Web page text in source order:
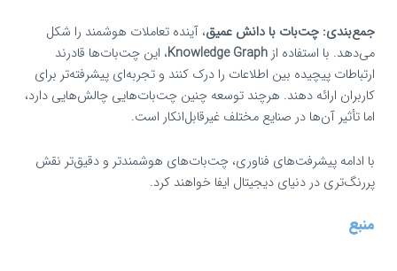
جمع‌بندی: چت‌بات با دانش عمیق، آینده تعاملات هوشمند را شکل
می‌دهد. با استفاده ازKnowledge Graph، این چت‌بات‌ها قادرند
ارتباطات پیچیده بین اطلاعات را درک کنند و تجربه‌ای پیشرفته‌تر برای
کاربران ارائه دهند. هرچند توسعه چنین چت‌بات‌هایی چالش‌هایی دارد،
اما تأثیر آن‌ها در صنایع مختلف غیرقابل‌انکار است.
با ادامه پیشرفت‌های فناوری، چت‌بات‌های هوشمندتر و دقیق‌تر نقش
پررنگ‌تری در دنیای دیجیتال ایفا خواهند کرد.
منبع